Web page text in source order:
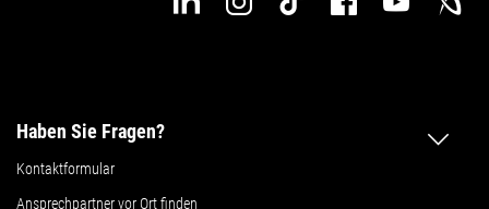
Haben Sie Fragen?
Kontaktformular
Ansprechpartner vor Ort finden